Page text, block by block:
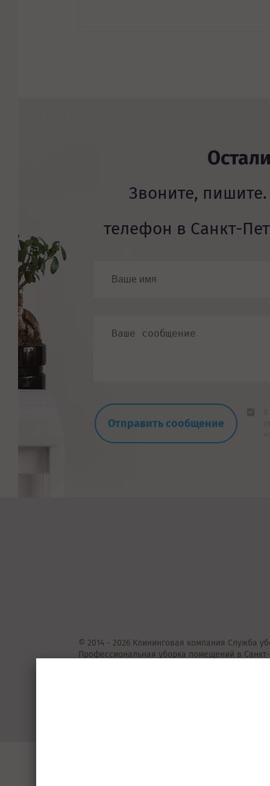
Звоните,
телефон в Санкт-
© 2014 - 2026 Клининговая компания Служба
Профессиональная уборка помещений в